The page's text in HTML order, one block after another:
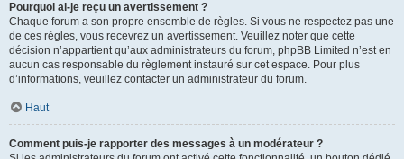
Pourquoi ai-je reçu un avertissement ?
Chaque forum a son propre ensemble de règles. Si vous ne respectez pas une
de ces règles, vous recevrez un avertissement. Veuillez noter que cette
décision n’appartient qu’aux administrateurs du forum, phpBB Limited n’est en
aucun cas responsable du règlement instauré sur cet espace. Pour plus
d’informations, veuillez contacter un administrateur du forum.
Haut
Comment puis-je rapporter des messages à un modérateur ?